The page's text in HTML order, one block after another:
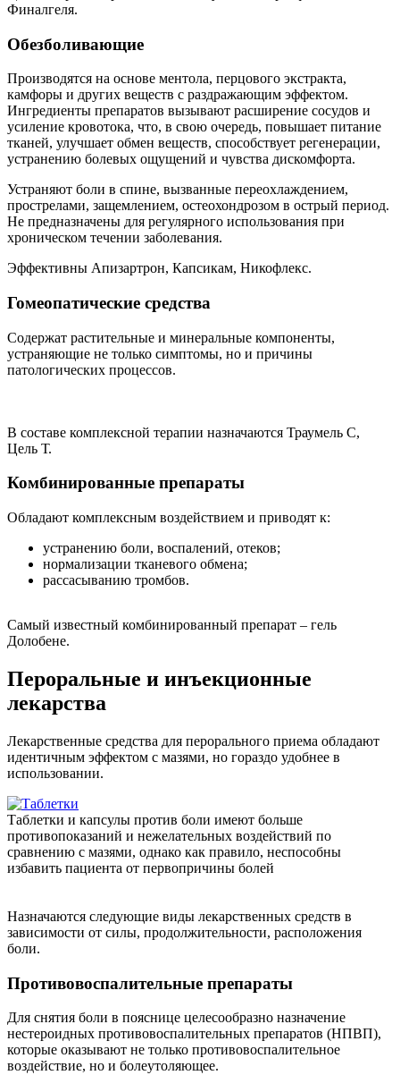
Финалгеля.
Обезболивающие
Производятся на основе ментола, перцового экстракта,
камфоры и других веществ с раздражающим эффектом.
Ингредиенты препаратов вызывают расширение сосудов и
усиление кровотока, что, в свою очередь, повышает питание
тканей, улучшает обмен веществ, способствует регенерации,
устранению болевых ощущений и чувства дискомфорта.
Устраняют боли в спине, вызванные переохлаждением,
прострелами, защемлением, остеохондрозом в острый период.
Не предназначены для регулярного использования при
хроническом течении заболевания.
Эффективны Апизартрон, Капсикам, Никофлекс.
Гомеопатические средства
Содержат растительные и минеральные компоненты,
устраняющие не только симптомы, но и причины
патологических процессов.
В составе комплексной терапии назначаются Траумель С,
Цель Т.
Комбинированные препараты
Обладают комплексным воздействием и приводят к:
устранению боли, воспалений, отеков;
нормализации тканевого обмена;
рассасыванию тромбов.
Самый известный комбинированный препарат – гель
Долобене.
Пероральные и инъекционные
лекарства
Лекарственные средства для перорального приема обладают
идентичным эффектом с мазями, но гораздо удобнее в
использовании.
Таблетки и капсулы против боли имеют больше
противопоказаний и нежелательных воздействий по
сравнению с мазями, однако как правило, неспособны
избавить пациента от первопричины болей
Назначаются следующие виды лекарственных средств в
зависимости от силы, продолжительности, расположения
боли.
Противовоспалительные препараты
Для снятия боли в пояснице целесообразно назначение
нестероидных противовоспалительных препаратов (НПВП),
которые оказывают не только противовоспалительное
воздействие, но и болеутоляющее.